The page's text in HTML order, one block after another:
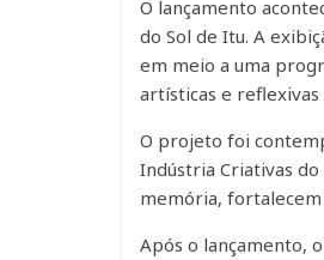
O lançamento
do Sol de Itu. A
em meio a uma
artísticas e
O projeto foi
Indústria Criativas
memória, fortalecem
Após o lançamento,